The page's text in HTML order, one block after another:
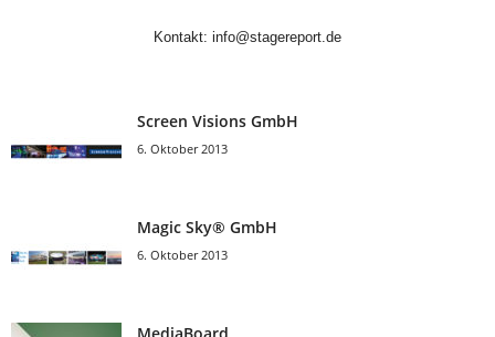
Kontakt: info@stagereport.de
Screen Visions GmbH
6. Oktober 2013
Magic Sky® GmbH
6. Oktober 2013